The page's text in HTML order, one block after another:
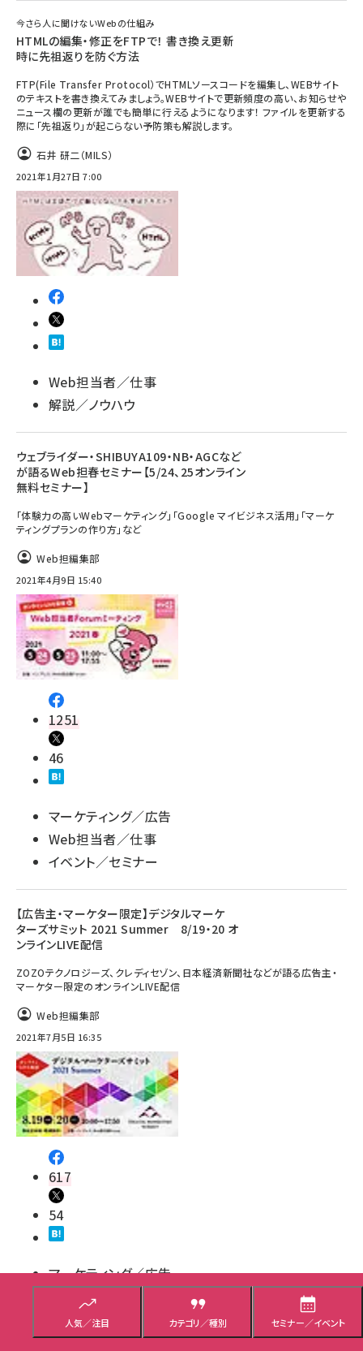
人気／注目 カテゴリ／種別 セミナー／イベント
今さら人に聞けないWebの仕組み
HTMLの編集・修正をFTPで！ 書き換え更新
時に先祖返りを防ぐ方法
FTP(File Transfer Protocol）でHTMLソースコードを編集し、WEBサイト
のテキストを書き換えてみましょう。WEBサイトで更新頻度の高い、お知らせや
ニュース欄の更新が誰でも簡単に行えるようになります！ ファイルを更新する
際に「先祖返り」が起こらない予防策も解説します。
石井 研二（MILS）
2021年1月27日 7:00
Web担当者／仕事
解説／ノウハウ
ウェブライダー・SHIBUYA109・NB・AGCなど
が語るWeb担春セミナー【5/24、25オンライン
無料セミナー】
「体験力の高いWebマーケティング」「Google マイビジネス活用」「マーケ
ティングプランの作り方」など
Web担編集部
2021年4月9日 15:40
1251
46
マーケティング／広告
Web担当者／仕事
イベント／セミナー
【広告主・マーケター限定】デジタルマーケ
ターズサミット 2021 Summer 8/19・20 オ
ンラインLIVE配信
ZOZOテクノロジーズ、クレディセゾン、日本経済新聞社などが語る広告主・
マーケター限定のオンラインLIVE配信
Web担編集部
2021年7月5日 16:35
617
54
マーケティング／広告
Web担当者／仕事
イベント／セミナー